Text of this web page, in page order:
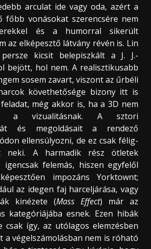
arculat ide vagy oda, azért a
főbb vonásokat szerencsére nem
és a humorral sikerült
az elképesztő látvány révén is. Lin
kicsit belepiszkált a J. J.-
bejött, hol nem. A realisztikusabb
sosem zavart, viszont az űrbéli
követhetősége bizony itt is
még akkor is, ha a 3D nem
a vizualitásnak. A sztori
és megoldásait a rendező
ellensúlyozni, de ez csak félig-
neki. A harmadik rész ötletek
felemás, hiszen egyfelől
impozáns Yorktownt;
az idegen faj harceljárása, vagy
kinézete (Mass Effect) már az
kategóriájába esnek. Ezen hibák
csak így, az utólagos elemzésben
a végelszámolásban nem is róható